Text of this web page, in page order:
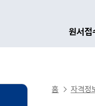
원서접
홈 자격정